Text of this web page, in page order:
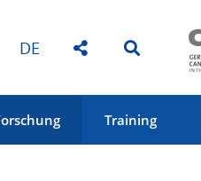
DE
Training